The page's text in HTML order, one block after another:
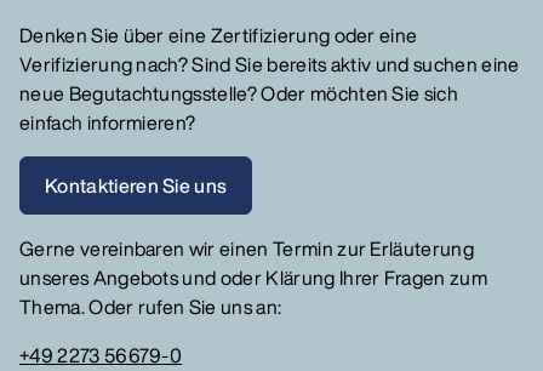
Denken Sie über eine Zertifizierung oder eine
Verifizierung nach? Sind Sie bereits aktiv und suchen eine
neue Begutachtungsstelle? Oder möchten Sie sich
einfach informieren?
Kontaktieren Sie uns
Gerne vereinbaren wir einen Termin zur Erläuterung
unseres Angebots und oder Klärung Ihrer Fragen zum
Thema. Oder rufen Sie uns an:
+49 2273 56679-0